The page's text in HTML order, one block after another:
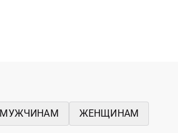
МУЖЧИНАМ ЖЕНЩИНАМ